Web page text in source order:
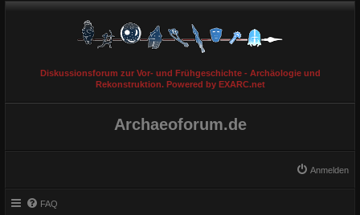
Diskussionsforum zur Vor- und Frühgeschichte - Archäologie und
Rekonstruktion. Powered by EXARC.net
Archaeoforum.de
Anmelden
FAQ